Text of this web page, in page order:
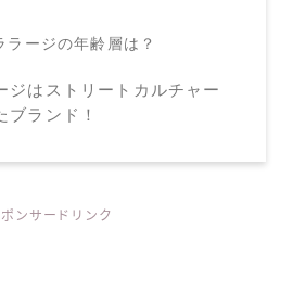
ラージの年齢層は？
ジはストリートカルチャー
ブランド！
ンサードリンク